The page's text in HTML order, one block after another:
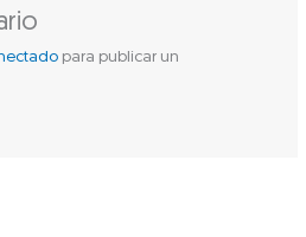
para publicar un